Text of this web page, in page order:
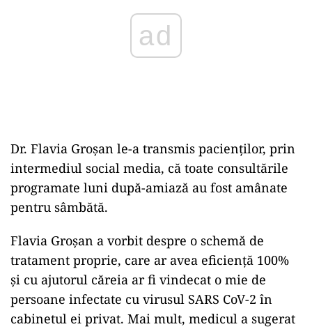
ad
Dr. Flavia Groșan le-a transmis pacienților, prin
intermediul social media, că toate consultările
programate luni după-amiază au fost amânate
pentru sâmbătă.
Flavia Groșan a vorbit despre o schemă de
tratament proprie, care ar avea eficiență 100%
și cu ajutorul căreia ar fi vindecat o mie de
persoane infectate cu virusul SARS CoV-2 în
cabinetul ei privat. Mai mult, medicul a sugerat